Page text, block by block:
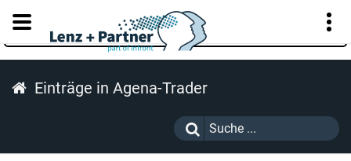
KUNDENPORTAL
Einträge in Agena-Trader